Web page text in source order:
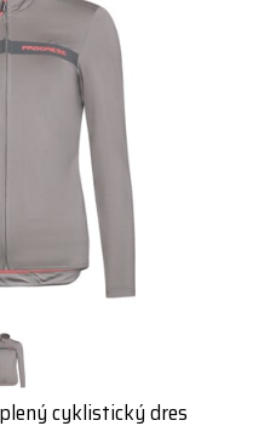
cyklistický dres